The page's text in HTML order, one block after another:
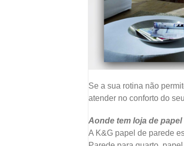
Se a sua rotina não
atender no conforto do
Aonde tem loja de
A K&G papel de parede